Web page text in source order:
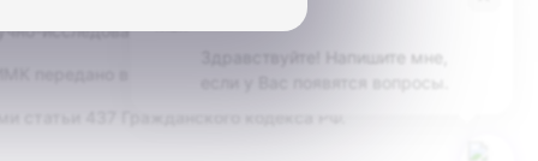
Здравствуйте! Напишите мне,
исследовательский институт масличных